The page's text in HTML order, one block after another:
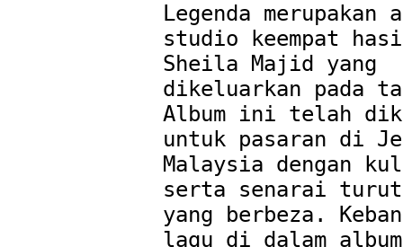
Legenda merupakan
studio keempat
Sheila Majid yang
dikeluarkan pada
Album ini telah
untuk pasaran di
Malaysia dengan
serta senarai
yang berbeza.
lagu di dalam